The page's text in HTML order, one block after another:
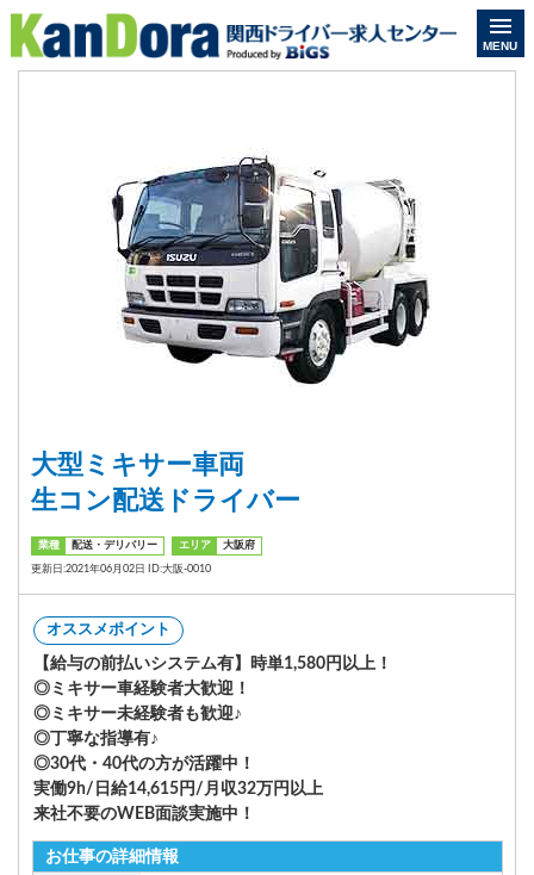
MENU
大型ミキサー車両
生コン配送ドライバー
業種 配送・デリバリー エリア 大阪府
更新日:2021年06月02日 ID:大阪-0010
オススメポイント
【給与の前払いシステム有】時単1,580円以上！
◎ミキサー車経験者大歓迎！
◎ミキサー未経験者も歓迎♪
◎丁寧な指導有♪
◎30代・40代の方が活躍中！
実働9h/日給14,615円/月収32万円以上
来社不要のWEB面談実施中！
お仕事の詳細情報